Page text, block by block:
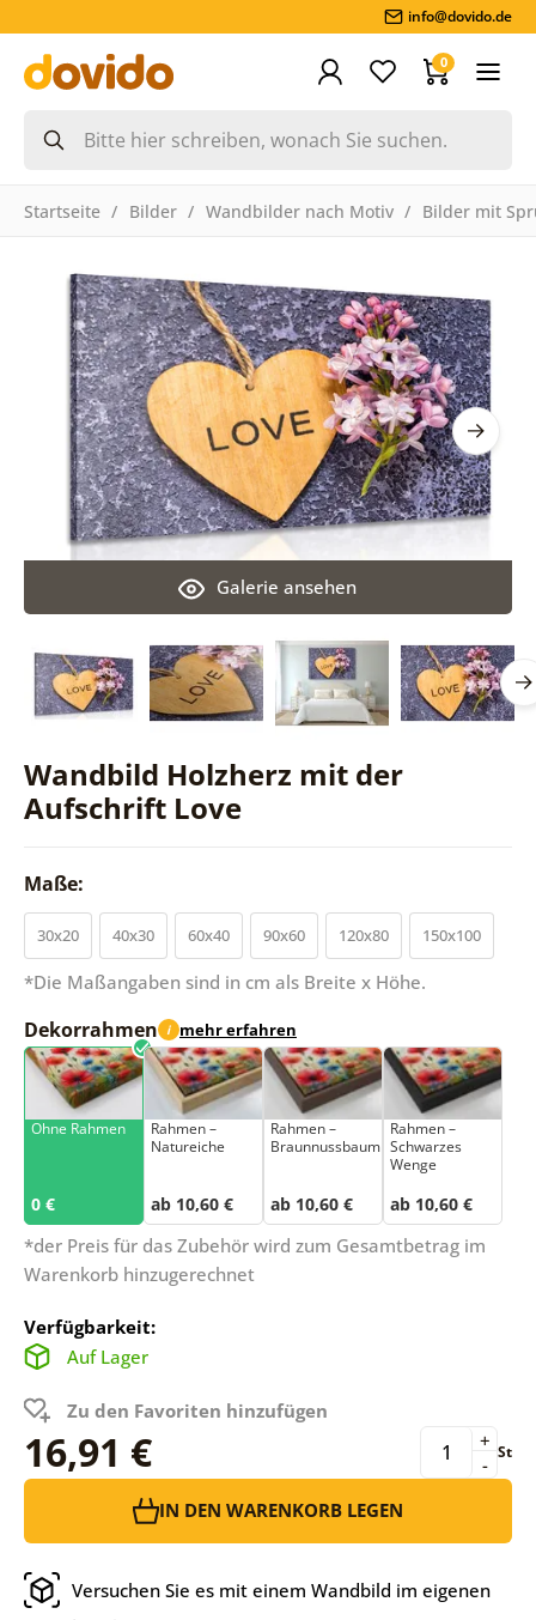
info@dovido.de
0
Startseite Bilder Wandbilder nach Motiv Bilder mit
Wandbild Holzherz mit der
Aufschrift Love
Galerie ansehen
Maße:
30x20 40x30 60x40 90x60 120x80 150x100
*Die Maßangaben sind in cm als Breite x Höhe.
Dekorrahmen i mehr erfahren
Ohne Rahmen
0 €
Rahmen –
Natureiche
ab 10,60 €
Rahmen –
Braunnussbaum
ab 10,60 €
Rahmen –
Schwarzes
Wenge
ab 10,60 €
*der Preis für das Zubehör wird zum Gesamtbetrag im
Warenkorb hinzugerechnet
Verfügbarkeit:
Auf Lager
Zu den Favoriten hinzufügen
16,91 € -
+ St
IN DEN WARENKORB LEGEN
Versuchen Sie es mit einem Wandbild im eigenen